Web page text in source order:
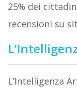
25% dei
recensioni su
L’Intelligenza